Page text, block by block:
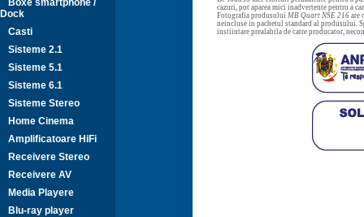
Boxe smartphone /
Dock
Casti
Sisteme 2.1
Sisteme 5.1
Sisteme 6.1
Sisteme Stereo
Home Cinema
Amplificatoare HiFi
Receivere Stereo
Receivere AV
Media Playere
Blu-ray player
cazuri, pot aparea mici inadvertente pentru a
Fotografia produsului MB Quart NSE 216 are
neincluse in pachetul standard al produsului.
instiintare prealabila de catre producator,